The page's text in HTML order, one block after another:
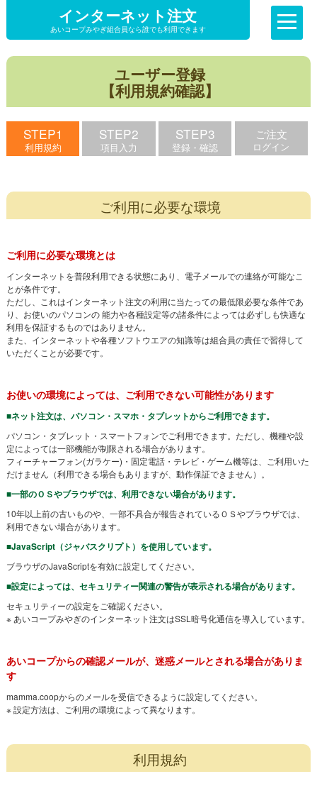
インターネット注文
あいコープみやぎ組合員なら誰でも利用できます
ユーザー登録
【利用規約確認】
STEP1
利用規約
STEP2
項目入力
STEP3
登録・確認
ご注文
ログイン
ご利用に必要な環境
ご利用に必要な環境とは
インターネットを普段利用できる状態にあり、電子メールでの連絡が可能なこ
とが条件です。
ただし、これはインターネット注文の利用に当たっての最低限必要な条件であ
り、お使いのパソコンの 能力や各種設定等の諸条件によっては必ずしも快適な
利用を保証するものではありません。
また、インターネットや各種ソフトウエアの知識等は組合員の責任で習得して
いただくことが必要です。
お使いの環境によっては、ご利用できない可能性があります
■ネット注文は、パソコン・スマホ・タブレットからご利用できます。
パソコン・タブレット・スマートフォンでご利用できます。ただし、機種や設
定によっては一部機能が制限される場合があります。
フィーチャーフォン(ガラケー)・固定電話・テレビ・ゲーム機等は、ご利用いた
だけません（利用できる場合もありますが、動作保証できません）。
■一部のＯＳやブラウザでは、利用できない場合があります。
10年以上前の古いものや、一部不具合が報告されているＯＳやブラウザでは、
利用できない場合があります。
■JavaScript（ジャバスクリプト）を使用しています。
ブラウザのJavaScriptを有効に設定してください。
■設定によっては、セキュリティー関連の警告が表示される場合があります。
セキュリティーの設定をご確認ください。
※ あいコープみやぎのインターネット注文はSSL暗号化通信を導入しています。
あいコープからの確認メールが、迷惑メールとされる場合がありま
す
mamma.coopからのメールを受信できるように設定してください。
※ 設定方法は、ご利用の環境によって異なります。
利用規約